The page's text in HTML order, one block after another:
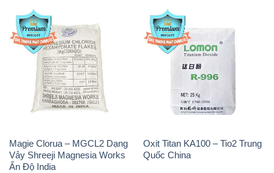
Magie Clorua – MGCL2 Dạng
Vảy Shreeji Magnesia Works
Ấn Độ India
Oxit Titan KA100 – Tio2 Trung
Quốc China